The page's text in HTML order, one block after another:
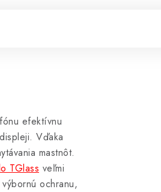
efektívnu
Vďaka
mastnôt.
TGlass veľmi
ochranu,